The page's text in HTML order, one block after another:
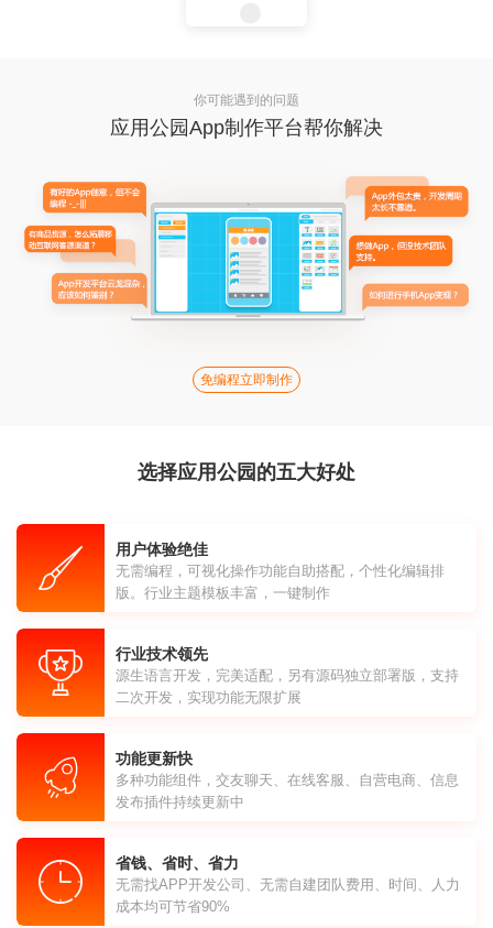
你可能遇到的问题
应用公园App制作平台帮你解决
免编程立即制作
选择应用公园的五大好处
用户体验绝佳
无需编程，可视化操作功能自助搭配，个性化编辑排
版。行业主题模板丰富，一键制作
行业技术领先
源生语言开发，完美适配，另有源码独立部署版，支持
二次开发，实现功能无限扩展
功能更新快
多种功能组件，交友聊天、在线客服、自营电商、信息
发布插件持续更新中
省钱、省时、省力
无需找APP开发公司、无需自建团队费用、时间、人力
成本均可节省90%